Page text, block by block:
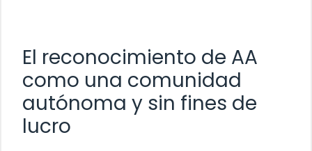
El reconocimiento de AA
como una comunidad
autónoma y sin fines de
lucro